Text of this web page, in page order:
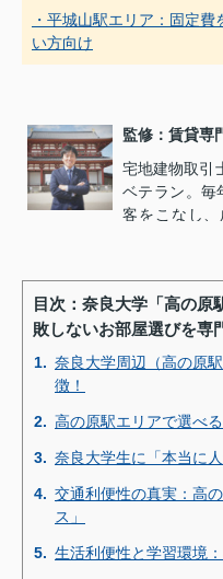
・平城山駅エリア：固定
い方向け
監修：賃貸
宅地建物取引
ベテラン。毎
客をこなし
住環境の提供
提携を結ぶな
スと自負する
内田紘一のプ
目次：奈良大学「高の原
敗しないお部屋選びを専
1. 奈良大学周辺（高の原
徴！
2. 高の原駅エリアで選べ
3. 奈良大学生に「本当に
4. 交通利便性の真実：高
ス」
5. 生活利便性と学習環境